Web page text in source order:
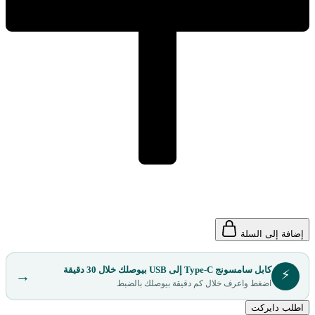
إضافة إلى السلة
⚡ كابل سامسونج Type-C إلى USB بيوصلك خلال 30 دقيقة
اضغط واعرف خلال كم دقيقة بيوصلك بالضبط →
اطلب دايركت